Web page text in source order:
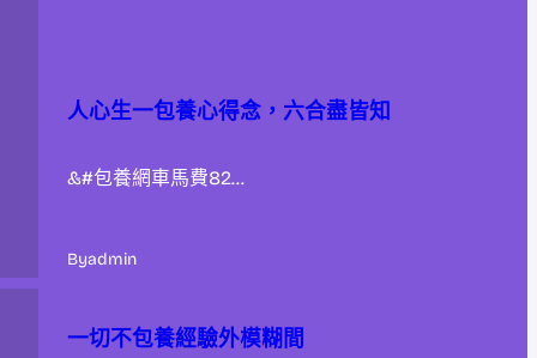
人心生一包養心得念，六合盡皆知
&#包養網車馬費82…
Byadmin
一切不包養經驗外模糊間